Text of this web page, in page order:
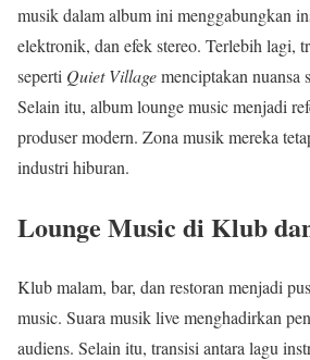
musik dalam album ini menggabungkan
elektronik, dan efek stereo. Terlebih lagi,
seperti Quiet Villagemenciptakan nuansa
Selain itu, album lounge music menjadi
produser modern. Zona musik mereka
industri hiburan.
Lounge Music di Klub
Klub malam, bar, dan restoran menjadi
music. Suara musik live menghadirkan
audiens. Selain itu, transisi antara lagu